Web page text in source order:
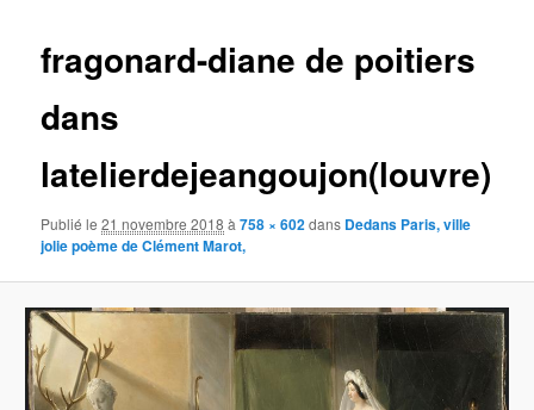
fragonard-diane de poitiers
dans
latelierdejeangoujon(louvre)
Publié le21 novembre 2018 à758 × 602dans Dedans Paris, ville
jolie poème de Clément Marot,